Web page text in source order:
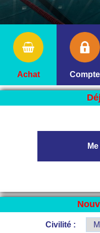
Achat Compte
Civilité :